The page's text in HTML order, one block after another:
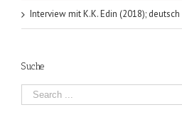
Interview mit K.K. Edin (2018); deutsch
Suche